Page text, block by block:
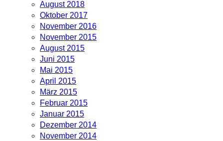
August 2018
Oktober 2017
November 2016
November 2015
August 2015
Juni 2015
Mai 2015
April 2015
März 2015
Februar 2015
Januar 2015
Dezember 2014
November 2014